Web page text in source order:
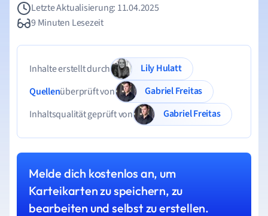
Letzte Aktualisierung: 11.04.2025
9 Minuten Lesezeit
Inhalte erstellt durch
Lily Hulatt
Quellenüberprüft von
Gabriel Freitas
Inhaltsqualität geprüft von
Gabriel Freitas
Melde dich kostenlos an, um
Karteikarten zu speichern, zu
bearbeiten und selbst zu erstellen.